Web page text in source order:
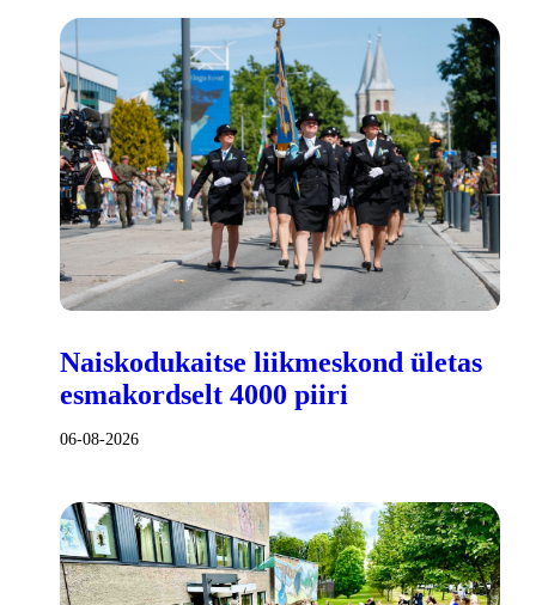
Naiskodukaitse liikmeskond ületas
esmakordselt 4000 piiri
06-08-2026